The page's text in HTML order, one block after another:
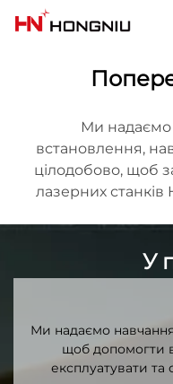
Ми надаємо
встановлення,
цілодобово, щоб
лазерних станків
У
Ми надаємо навчання
щоб допомогти
експлуатувати та